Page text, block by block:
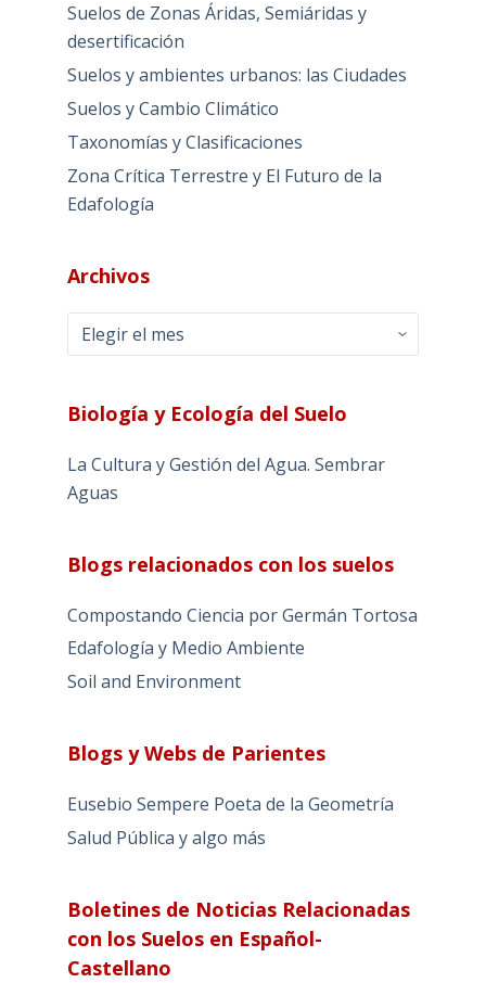
Suelos de Zonas Áridas, Semiáridas y
desertificación
Suelos y ambientes urbanos: las Ciudades
Suelos y Cambio Climático
Taxonomías y Clasificaciones
Zona Crítica Terrestre y El Futuro de la
Edafología
Archivos
Archivos
Biología y Ecología del Suelo
La Cultura y Gestión del Agua. Sembrar
Aguas
Blogs relacionados con los suelos
Compostando Ciencia por Germán Tortosa
Edafología y Medio Ambiente
Soil and Environment
Blogs y Webs de Parientes
Eusebio Sempere Poeta de la Geometría
Salud Pública y algo más
Boletines de Noticias Relacionadas
con los Suelos en Español-
Castellano